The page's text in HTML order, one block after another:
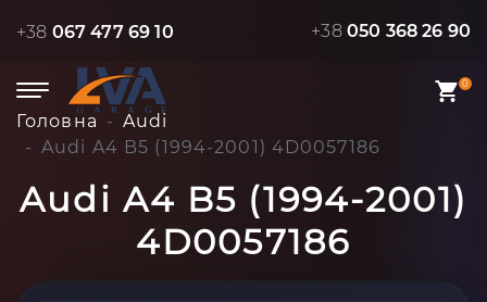
+38 067 477 69 10 +38 050 368 26 90
0
Головна
Audi
Audi A4 B5 (1994-2001) 4D0057186
Audi A4 B5 (1994-2001)
4D0057186